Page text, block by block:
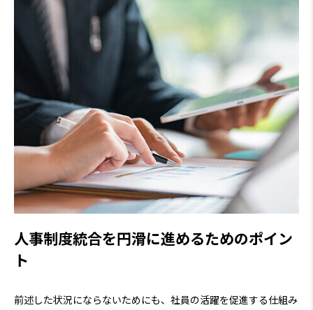
人事制度統合を円滑に進めるためのポイン
ト
前述した状況にならないためにも、社員の活躍を促進する仕組み